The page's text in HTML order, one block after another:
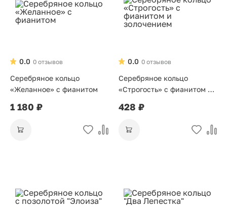
0 отзывов
0.0
Серебряное кольцо
«Желанное» с фианитом
1 180 ₽
0 отзывов
0.0
Серебряное кольцо
«Строгость» с фианитом и
428 ₽